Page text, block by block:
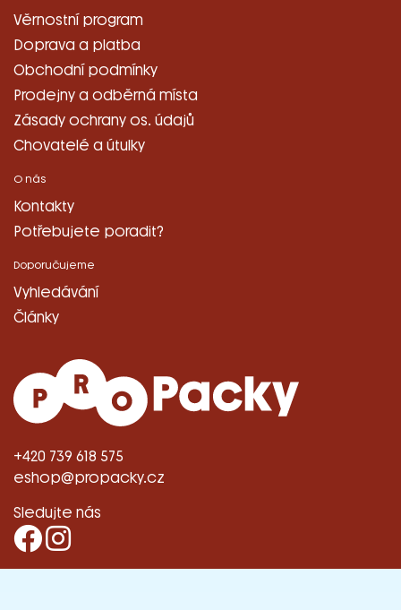
+420 739 618 575
eshop@propacky.cz
Sledujte nás
Věrnostní program
Doprava a platba
Obchodní podmínky
Prodejny a odběrná místa
Zásady ochrany os. údajů
Chovatelé a útulky
O nás
Kontakty
Potřebujete poradit?
Doporučujeme
Vyhledávání
Články